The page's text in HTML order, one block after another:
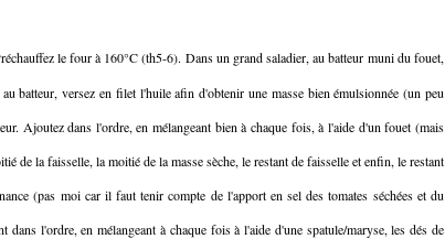
le four à 160°C (th5-6). Dans un grand saladier, au batteur muni du fouet,
batteur, versez en filet l'huile afin d'obtenir une masse bien émulsionnée (un peu
Ajoutez dans l'ordre, en mélangeant bien à chaque fois, à l'aide d'un fouet (mais
de la faisselle, la moitié de la masse sèche, le restant de faisselle et enfin, le restant
(pas moi car il faut tenir compte de l'apport en sel des tomates séchées et du
l'ordre, en mélangeant à chaque fois à l'aide d'une spatule/maryse, les dés de